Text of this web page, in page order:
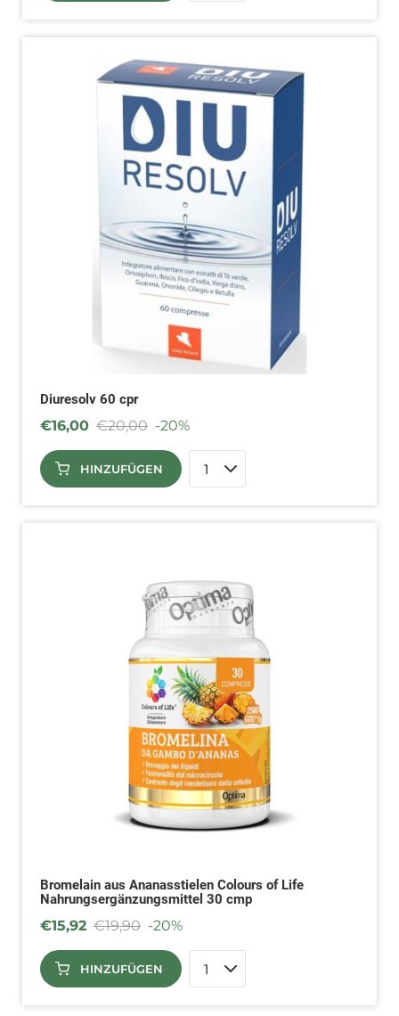
Diuresolv 60 cpr
€16,00 €20,00 -20%
HINZUFÜGEN
Bromelain aus Ananasstielen Colours of Life
Nahrungsergänzungsmittel 30 cmp
€15,92 €19,90 -20%
HINZUFÜGEN